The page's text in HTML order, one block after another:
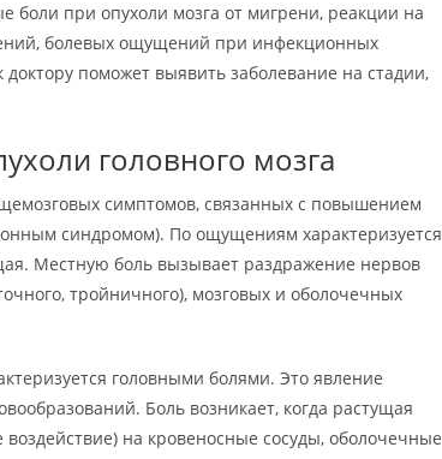
боли при опухоли мозга от мигрени, реакции на
болевых ощущений при инфекционных
поможет выявить заболевание на стадии,
головного мозга
симптомов, связанных с повышением
синдромом). По ощущениям характеризуется
Местную боль вызывает раздражение нервов
тройничного), мозговых и оболочечных
головными болями. Это явление
Боль возникает, когда растущая
воздействие) на кровеносные сосуды, оболочечные